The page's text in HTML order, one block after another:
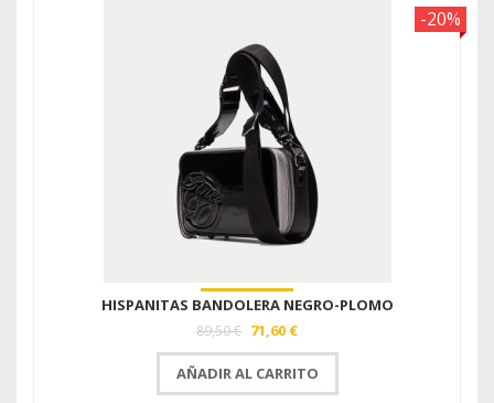
-20%
HISPANITAS BANDOLERA NEGRO-PLOMO
89,50 € 71,60 €
AÑADIR AL CARRITO